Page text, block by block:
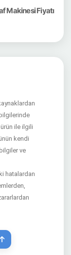
Makinesi Fiyatı
ile ilgili
kendi
ve
hatalardan